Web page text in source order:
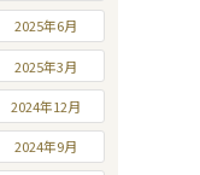
2025年6月
2025年3月
2024年12月
2024年9月